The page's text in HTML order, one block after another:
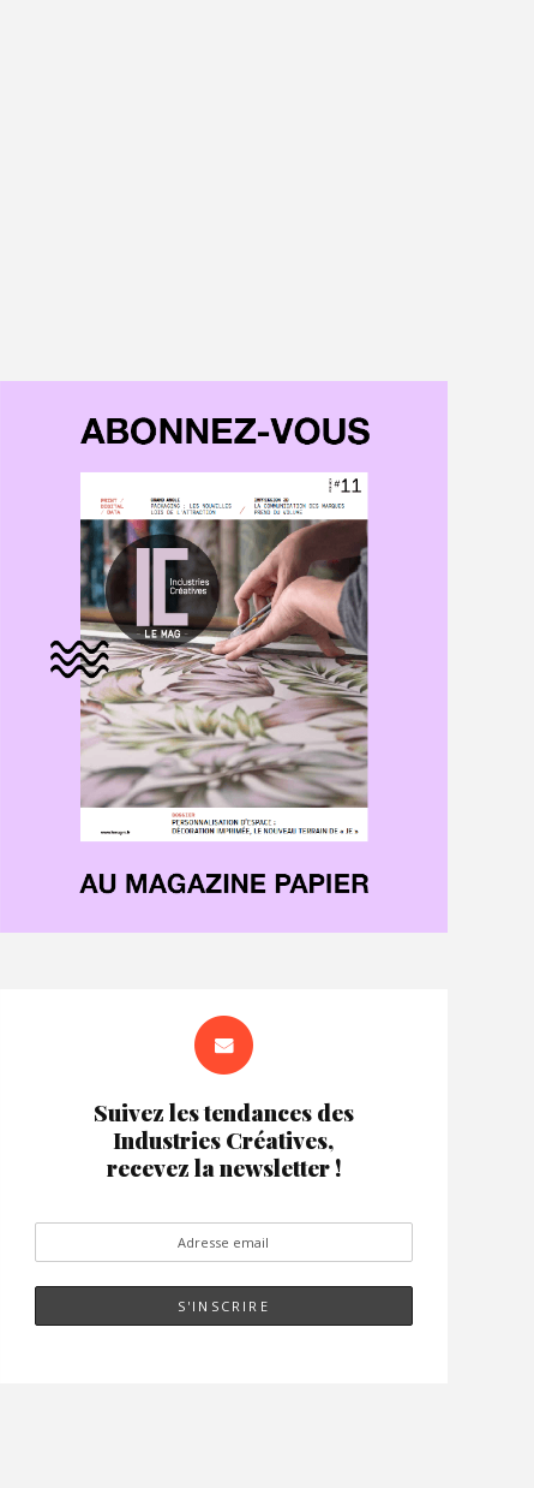
Suivez les tendances des
Industries Créatives,
recevez la newsletter !